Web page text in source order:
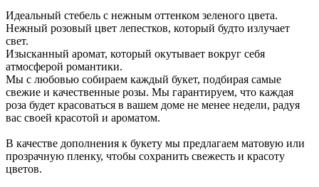
Идеальный стебель с нежным оттенком зеленого цвета.
Нежный розовый цвет лепестков, который будто излучает
свет.
Изысканный аромат, который окутывает вокруг себя
атмосферой романтики.
Мы с любовью собираем каждый букет, подбирая самые
свежие и качественные розы. Мы гарантируем, что каждая
роза будет красоваться в вашем доме не менее недели, радуя
вас своей красотой и ароматом.
В качестве дополнения к букету мы предлагаем матовую или
прозрачную пленку, чтобы сохранить свежесть и красоту
цветов.